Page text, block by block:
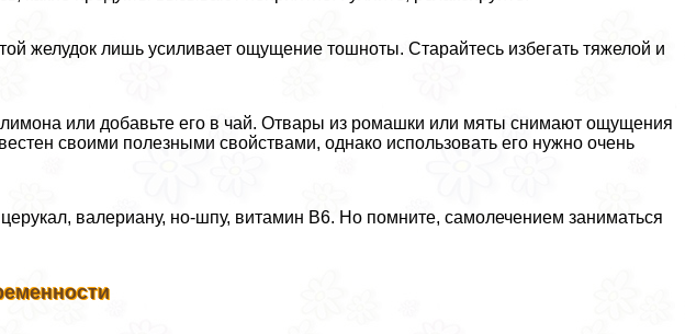
желудок лишь усиливает ощущение тошноты. Старайтесь избегать тяжелой и
лимона или добавьте его в чай. Отвары из ромашки или мяты снимают ощущения
своими полезными свойствами, однако использовать его нужно очень
валериану, но-шпу, витамин В6. Но помните, самолечением заниматься